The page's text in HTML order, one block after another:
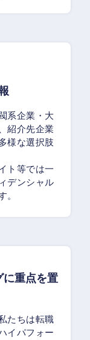
系企業・大
紹介先企業
様な選択肢
ト等では一
デンシャル
。
に重点を置
たちは転職
イパフォー